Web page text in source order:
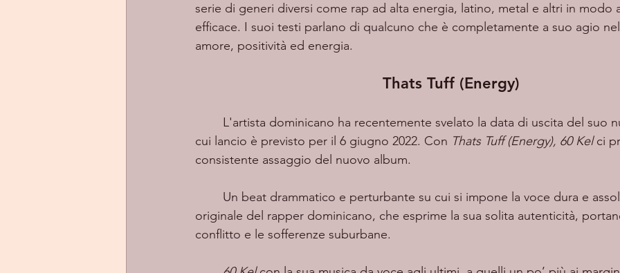
serie di generi diversi come rap ad alta energia, latino, metal e altri in modo
efficace. I suoi testi parlano di qualcuno che è completamente a suo agio
amore, positività ed energia.
Thats Tuff (Energy)
cui lancio è previsto per il 6 giugno 2022. Con Thats Tuff (Energy), 60 Kel ci
consistente assaggio del nuovo album.
originale del rapper dominicano, che esprime la sua solita autenticità,
conflitto e le sofferenze suburbane.